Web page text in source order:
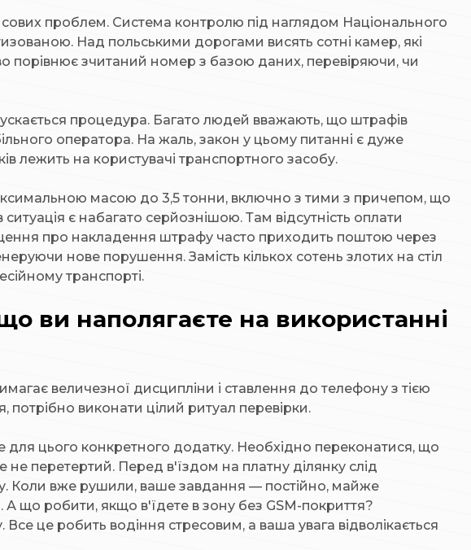
проблем. Система контролю під наглядом Національного
Над польськими дорогами висять сотні камер, які
порівнює зчитаний номер з базою даних, перевіряючи, чи
процедура. Багато людей вважають, що штрафів
оператора. На жаль, закон у цьому питанні є дуже
лежить на користувачі транспортного засобу.
масою до 3,5 тонни, включно з тими з причепом, що
є набагато серйознішою. Там відсутність оплати
про накладення штрафу часто приходить поштою через
нове порушення. Замість кількох сотень злотих на стіл
транспорті.
ви наполягаєте на використанні
величезної дисципліни і ставлення до телефону з тією
виконати цілий ритуал перевірки.
для цього конкретного додатку. Необхідно переконатися, що
перетертий. Перед в'їздом на платну ділянку слід
Коли вже рушили, ваше завдання — постійно, майже
що робити, якщо в'їдете в зону без GSM-покриття?
це робить водіння стресовим, а ваша увага відволікається